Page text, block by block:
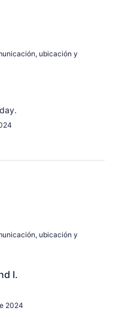
ubicación y
ubicación y
I.
2024